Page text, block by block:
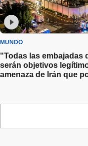
MUNDO
"Todas las embajadas
serán objetivos
amenaza de Irán que